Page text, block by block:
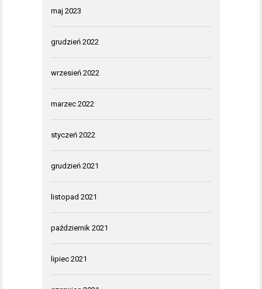
maj 2023
grudzień 2022
wrzesień 2022
marzec 2022
styczeń 2022
grudzień 2021
listopad 2021
październik 2021
lipiec 2021